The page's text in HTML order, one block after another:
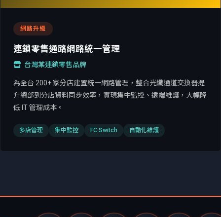
網路升級
連鎖零售通路網路統一管理
台灣某連鎖零售品牌
為全台 200+ 家分店建置統一網路管理，整合光纖通道交換器提
升總部到分店資料同步效率，實現集中監控、遠端維護，大幅降
低 IT 管理成本。
多店管理 集中監控 FC Switch 自動化維護